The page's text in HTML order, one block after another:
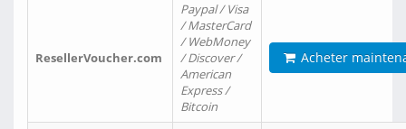
ResellerVoucher.com
Paypal / Visa
/ MasterCard
/ WebMoney
/ Discover /
American
Express /
Bitcoin
Acheter